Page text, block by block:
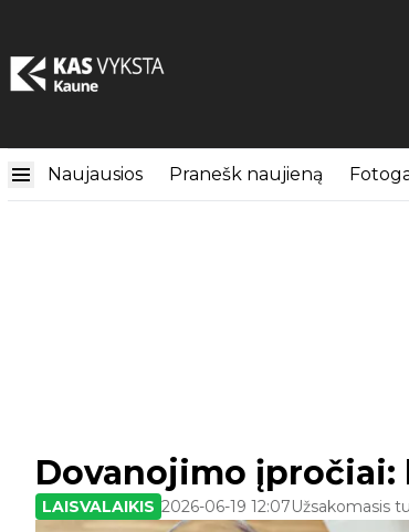
Naujausios Pranešk naujieną
Dovanojimo
LAISVALAIKIS 2026-06-19 12:07Užsakomasis